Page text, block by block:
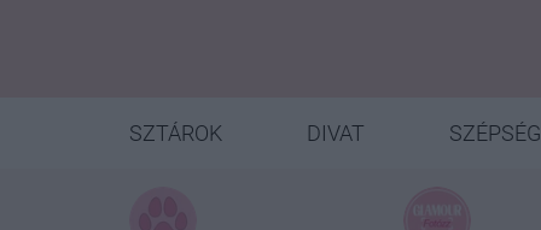
SZTÁROK DIVAT SZÉPSÉG